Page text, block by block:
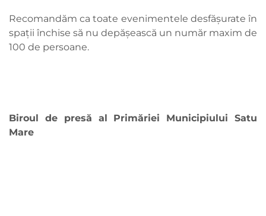
Recomandăm ca toate evenimentele desfășurate în
spații închise să nu depășească un număr maxim de
100 de persoane.
Biroul de presă al Primăriei Municipiului Satu
Mare